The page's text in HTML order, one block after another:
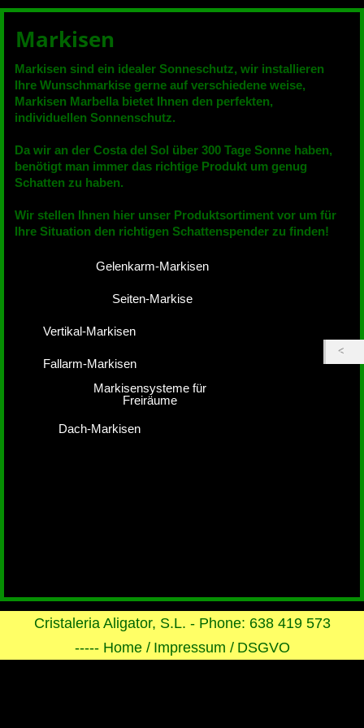
Markisen
Markisen sind ein idealer Sonneschutz, wir installieren
Ihre Wunschmarkise gerne auf verschiedene weise,
Markisen Marbella bietet Ihnen den perfekten,
individuellen Sonnenschutz.
Da wir an der Costa del Sol über 300 Tage Sonne haben,
benötigt man immer das richtige Produkt um genug
Schatten zu haben.
Wir stellen Ihnen hier unser Produktsortiment vor um für
Ihre Situation den richtigen Schattenspender zu finden!
Gelenkarm-Markisen
Seiten-Markise
Vertikal-Markisen
Fallarm-Markisen
Markisensysteme für
Freiräume
Dach-Markisen
Cristaleria Aligator, S.L. - Phone: 638 419 573
----- Home / Impressum / DSGVO